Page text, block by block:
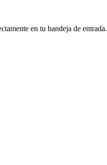
en tu bandeja de entrada.